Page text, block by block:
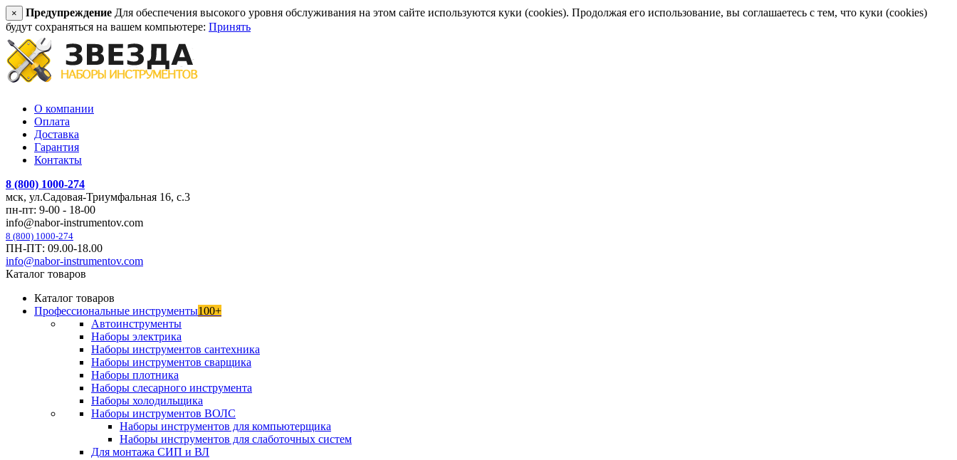
× Предупреждение Для обеспечения высокого уровня обслуживания на этом сайте используются куки (cookies). Продолжая его использование, вы соглашаетесь с тем, что куки (cookies)
будут сохраняться на вашем компьютере: Принять
О компании
Оплата
Доставка
Гарантия
Контакты
8 (800) 1000-274
мск, ул.Садовая-Триумфальная 16, с.3
пн-пт: 9-00 - 18-00
info@nabor-instrumentov.com
8 (800) 1000-274
ПН-ПТ: 09.00-18.00
info@nabor-instrumentov.com
Каталог товаров
Каталог товаров
Профессиональные инструменты100+
Автоинструменты
Наборы электрика
Наборы инструментов сантехника
Наборы инструментов сварщика
Наборы плотника
Наборы слесарного инструмента
Наборы холодильщика
Наборы инструментов ВОЛС
Наборы инструментов для компьютерщика
Наборы инструментов для слаботочных систем
Для монтажа СИП и ВЛ